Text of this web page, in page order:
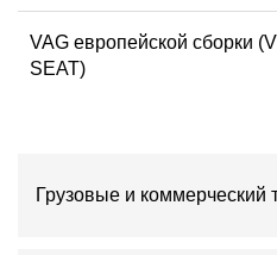
VAG европейской сборки
SEAT)
Грузовые и коммерческий